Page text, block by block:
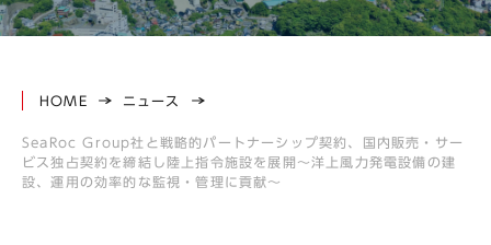
HOME ニュース
SeaRoc Group社と戦略的パートナーシップ契約、国内販売・サー
ビス独占契約を締結し陸上指令施設を展開～洋上風力発電設備の建
設、運用の効率的な監視・管理に貢献～